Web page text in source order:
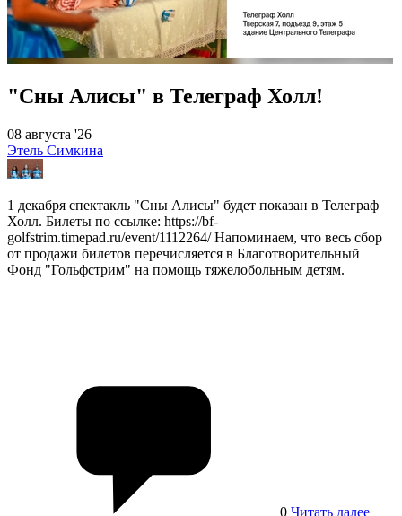
"Сны Алисы" в Телеграф Холл!
08 августа '26
Этель Симкина
1 декабря спектакль "Сны Алисы" будет показан в Телеграф
Холл. Билеты по ссылке: https://bf-
golfstrim.timepad.ru/event/1112264/ Напоминаем, что весь сбор
от продажи билетов перечисляется в Благотворительный
Фонд "Гольфстрим" на помощь тяжелобольным детям.
0 Читать далее